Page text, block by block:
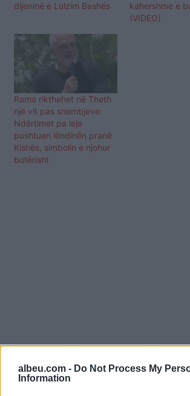
albeu.com - Do Not Process My
Information
dijeninë e Lulzim Bashës
kahershme e
(VIDEO)
Rama rikthehet në Theth
një vit pas shembjeve:
Ndërtimet pa leje
pushtuan lëndinën pranë
Kishës, simbolin e njohur
botërisht
Shtuarmë14.07.2025 09:14